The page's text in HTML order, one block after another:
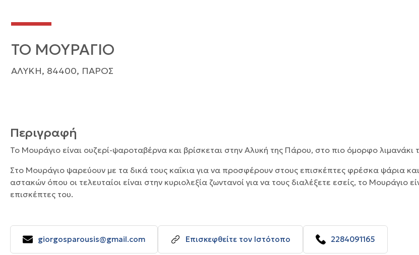
ΤΟ ΜΟΥΡΑΓΙΟ
ΑΛΥΚΗ, 84400, ΠΑΡΟΣ
Περιγραφή
Το Μουράγιο είναι ουζερί-ψαροταβέρνα και βρίσκεται στην Αλυκή της Πάρου, στο πιο όμορφο λιμανάκι
Στο Μουράγιο ψαρεύουν με τα δικά τους καΐκια για να προσφέρουν στους επισκέπτες φρέσκα ψάρια
αστακών όπου οι τελευταίοι είναι στην κυριολεξία ζωντανοί για να τους διαλέξετε εσείς, το Μουράγιο
επισκέπτες του.
giorgosparousis@gmail.com Επισκεφθείτε τον Ιστότοπο 2284091165